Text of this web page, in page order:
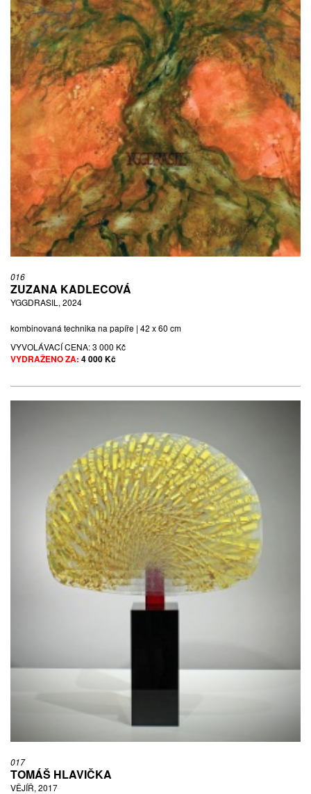
016
ZUZANA KADLECOVÁ
YGGDRASIL, 2024
kombinovaná technika na papíře | 42 x 60 cm
VYVOLÁVACÍ CENA:3 000 Kč
VYDRAŽENO ZA: 4 000 Kč
017
TOMÁŠ HLAVIČKA
VĚJÍŘ, 2017